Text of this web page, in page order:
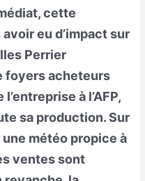
cette
eu d’impact sur
Perrier
foyers acheteurs
à l’AFP,
sa production. Sur
météo propice à
ventes sont